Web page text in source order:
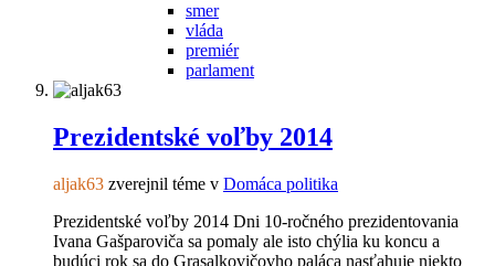
smer
vláda
premiér
parlament
Prezidentské voľby 2014
aljak63 zverejnil téme v Domáca politika
Prezidentské voľby 2014 Dni 10-ročného prezidentovania
Ivana Gašparoviča sa pomaly ale isto chýlia ku koncu a
budúci rok sa do Grasalkovičovho paláca nasťahuje niekto